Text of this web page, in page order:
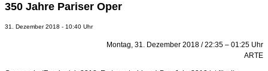
350 Jahre Pariser Oper
31. Dezember 2018 - 10:40 Uhr
Montag, 31. Dezember 2018 / 22:35 – 01:25 Uhr
ARTE